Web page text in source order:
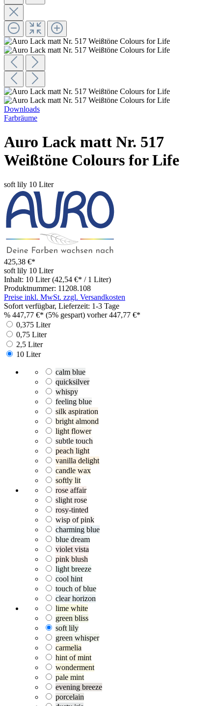
Downloads
Farbräume
Auro Lack matt Nr. 517
Weißtöne Colours for Life
soft lily 10 Liter
425,38 €*
soft lily 10 Liter
Inhalt: 10 Liter (42,54 €* / 1 Liter)
Produktnummer: 11208.108
Preise inkl. MwSt. zzgl. Versandkosten
Sofort verfügbar, Lieferzeit: 1-3 Tage
% 447,77 €* (5% gespart) vorher 447,77 €*
0,375 Liter
0,75 Liter
2,5 Liter
10 Liter
calm blue
quicksilver
whispy
feeling blue
silk aspiration
bright almond
light flower
subtle touch
peach light
vanilla delight
candle wax
softly lit
rose affair
slight rose
rosy-tinted
wisp of pink
charming blue
blue dream
violet vista
pink blush
light breeze
cool hint
touch of blue
clear horizon
lime white
green bliss
soft lily
green whisper
carmelia
hint of mint
wonderment
pale mint
evening breeze
porcelain